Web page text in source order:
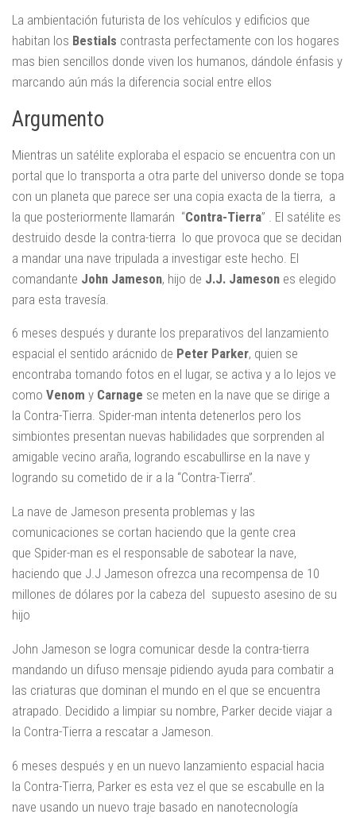
La ambientación futurista de los vehículos y edificios que
habitan los Bestials contrasta perfectamente con los hogares
mas bien sencillos donde viven los humanos, dándole énfasis y
marcando aún más la diferencia social entre ellos
Argumento
Mientras un satélite exploraba el espacio se encuentra con un
portal que lo transporta a otra parte del universo donde se topa
con un planeta que parece ser una copia exacta de la tierra, a
la que posteriormente llamarán “Contra-Tierra” . El satélite es
destruido desde la contra-tierra lo que provoca que se decidan
a mandar una nave tripulada a investigar este hecho. El
comandante John Jameson, hijo de J.J. Jameson es elegido
para esta travesía.
6 meses después y durante los preparativos del lanzamiento
espacial el sentido arácnido de Peter Parker, quien se
encontraba tomando fotos en el lugar, se activa y a lo lejos ve
como Venom y Carnage se meten en la nave que se dirige a
la Contra-Tierra. Spider-man intenta detenerlos pero los
simbiontes presentan nuevas habilidades que sorprenden al
amigable vecino araña, logrando escabullirse en la nave y
logrando su cometido de ir a la “Contra-Tierra”.
La nave de Jameson presenta problemas y las
comunicaciones se cortan haciendo que la gente crea
que Spider-man es el responsable de sabotear la nave,
haciendo que J.J Jameson ofrezca una recompensa de 10
millones de dólares por la cabeza del supuesto asesino de su
hijo
John Jameson se logra comunicar desde la contra-tierra
mandando un difuso mensaje pidiendo ayuda para combatir a
las criaturas que dominan el mundo en el que se encuentra
atrapado. Decidido a limpiar su nombre, Parker decide viajar a
la Contra-Tierra a rescatar a Jameson.
6 meses después y en un nuevo lanzamiento espacial hacia
la Contra-Tierra, Parker es esta vez el que se escabulle en la
nave usando un nuevo traje basado en nanotecnología